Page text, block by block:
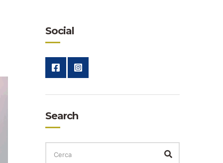
Social
Search
CERCA
PER: